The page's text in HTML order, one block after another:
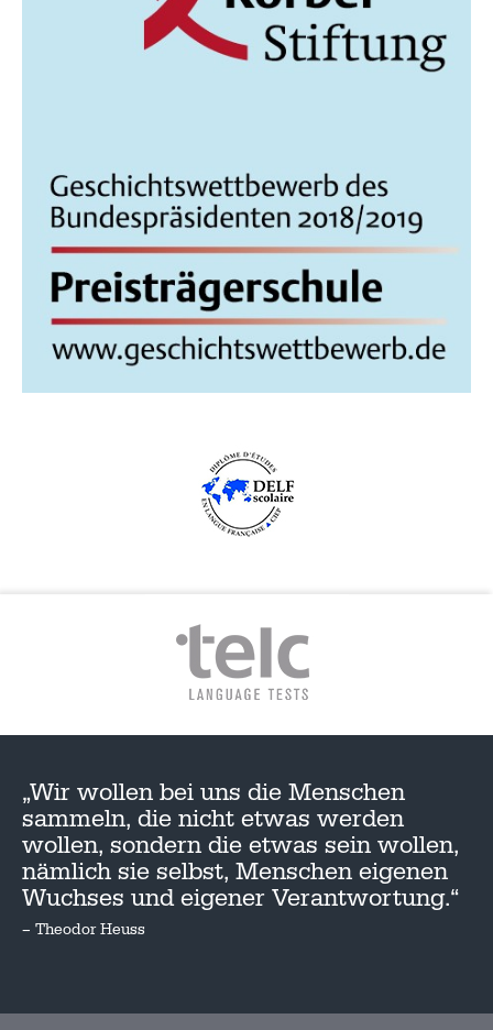
„Wir wollen bei uns die Menschen
sammeln, die nicht etwas werden
wollen, sondern die etwas sein wollen,
nämlich sie selbst, Menschen eigenen
Wuchses und eigener Verantwortung.“
– Theodor Heuss